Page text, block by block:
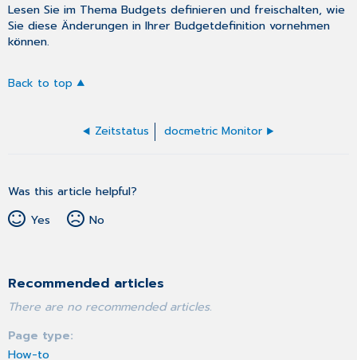
Lesen Sie im ThemaBudgets definieren und freischalten, wie
Sie diese Änderungen in Ihrer Budgetdefinition vornehmen
können.
Back to top
Zeitstatus docmetric Monitor
Was this article helpful?
Yes
No
Recommended articles
There are no recommended articles.
Page type
How-to